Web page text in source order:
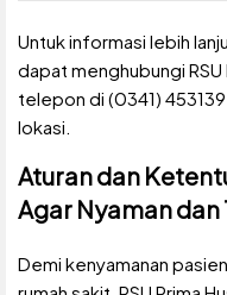
Untuk informasi lebih
dapat menghubungi RSU
telepon di (0341)
lokasi.
Aturan dan
Agar Nyaman
Demi kenyamanan